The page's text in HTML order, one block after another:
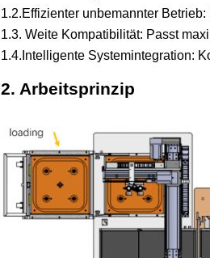
1.2.Effizienter unbemannter
1.3. Weite Kompatibilität: Passt
1.4.Intelligente Systemintegration:
2. Arbeitsprinzip